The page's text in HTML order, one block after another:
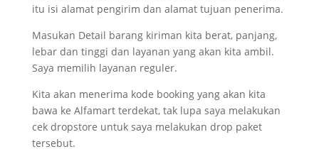
itu isi alamat pengirim dan alamat tujuan penerima.
Masukan Detail barang kiriman kita berat, panjang,
lebar dan tinggi dan layanan yang akan kita ambil.
Saya memilih layanan reguler.
Kita akan menerima kode booking yang akan kita
bawa ke Alfamart terdekat, tak lupa saya melakukan
cek dropstore untuk saya melakukan drop paket
tersebut.